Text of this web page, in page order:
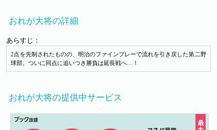
おれが大将の詳細
あらすじ：
2点を先制されたものの、明治のファインプレーで流れを引き戻した第二野
球部。ついに同点に追いつき勝負は延長戦へ…！
おれが大将の提供中サービス